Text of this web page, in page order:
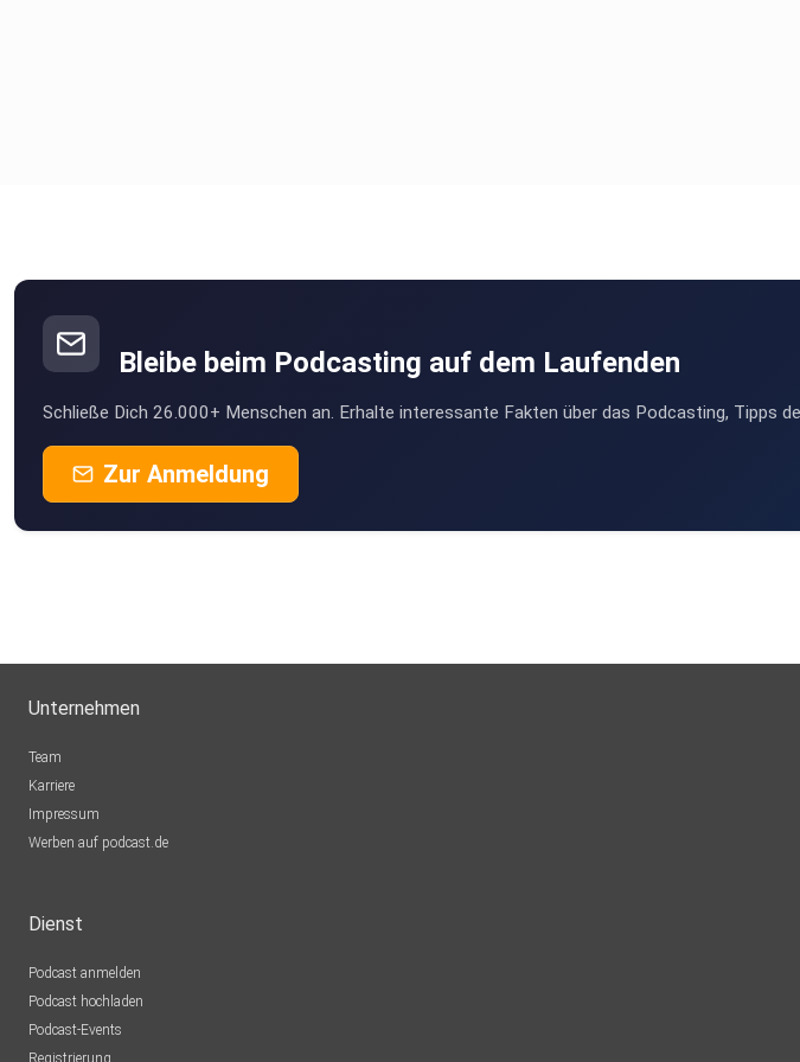
Bleibe beim Podcasting auf dem Laufenden
Schließe Dich 26.000+ Menschen an. Erhalte interessante Fakten über das Podcasting, Tipps
Zur Anmeldung
Unternehmen
Team
Karriere
Impressum
Werben auf podcast.de
Dienst
Podcast anmelden
Podcast hochladen
Podcast-Events
Registrierung